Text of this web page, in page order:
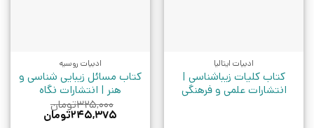
ادبیات ایتالیا
کتاب کلیات زیباشناسی |
انتشارات علمی و فرهنگی
ادبیات روسیه
کتاب مسائل زیبایی شناسی و
هنر | انتشارات نگاه
۳۲۵,۰۰۰تومان
قیمت
۲۴۵,۳۷۵تومان